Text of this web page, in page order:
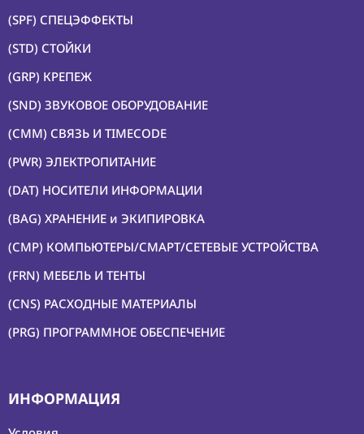
(SPF) СПЕЦЭФФЕКТЫ
(STD) СТОЙКИ
(GRP) КРЕПЕЖ
(SND) ЗВУКОВОЕ ОБОРУДОВАНИЕ
(CMM) СВЯЗЬ И TIMECODE
(PWR) ЭЛЕКТРОПИТАНИЕ
(DAT) НОСИТЕЛИ ИНФОРМАЦИИ
(BAG) ХРАНЕНИЕ и ЭКИПИРОВКА
(CMP) КОМПЬЮТЕРЫ/СМАРТ/СЕТЕВЫЕ УСТРОЙСТВА
(FRN) МЕБЕЛЬ И ТЕНТЫ
(CNS) РАСХОДНЫЕ МАТЕРИАЛЫ
(PRG) ПРОГРАММНОЕ ОБЕСПЕЧЕНИЕ
ИНФОРМАЦИЯ